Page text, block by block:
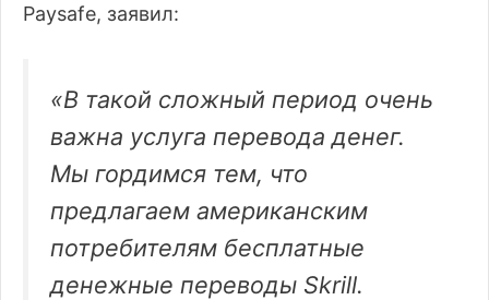
Paysafe, заявил:
«В такой сложный период очень
важна услуга перевода денег.
Мы гордимся тем, что
предлагаем американским
потребителям бесплатные
денежные переводы Skrill.